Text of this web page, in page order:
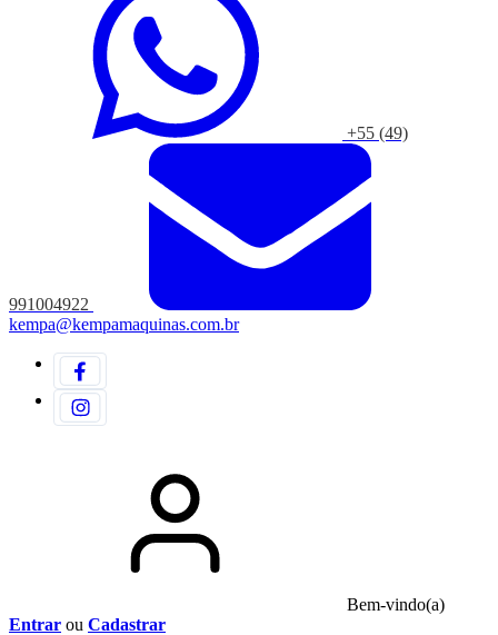
+55 (49)
991004922
kempa@kempamaquinas.com.br
Bem-vindo(a)
Entrar ou Cadastrar